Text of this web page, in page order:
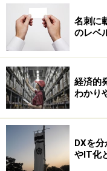
名刺に
のレベ
経済的
わかり
DXを
やIT化